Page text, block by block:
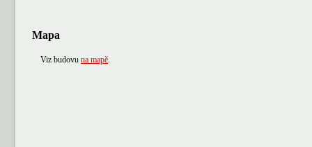
Mapa
Viz budovu na mapě.